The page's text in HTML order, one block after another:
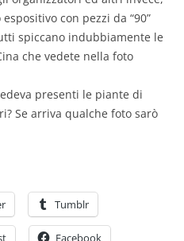
con pezzi da “90”
spiccano indubbiamente le
che vedete nella foto
presenti le piante di
Se arriva qualche foto sarò
Tumblr
Facebook